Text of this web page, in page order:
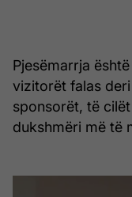
Pjesëmarrja
vizitorët falas
sponsorët, të
dukshmëri më të